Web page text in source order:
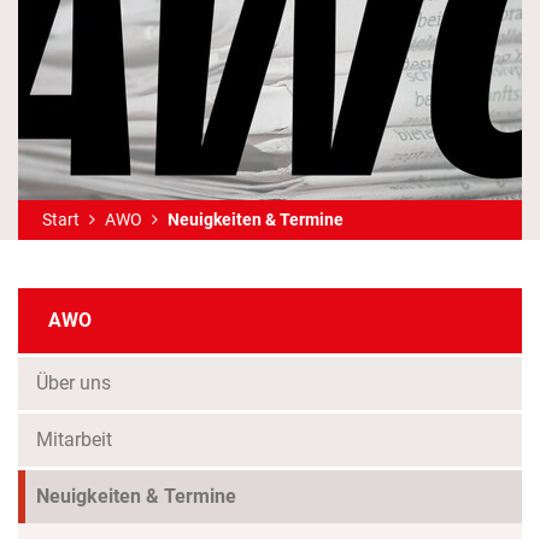
Start AWO Neuigkeiten & Termine
AWO
Über uns
Mitarbeit
Neuigkeiten & Termine